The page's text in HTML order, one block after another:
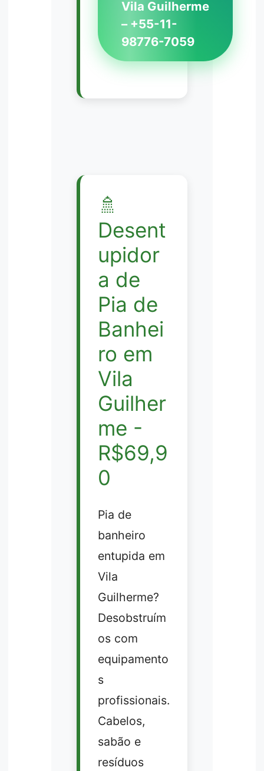
Vila Guilherme
– +55-11-
98776-7059
🚿
Desent
upidor
a de
Pia de
Banhei
ro em
Vila
Guilher
me -
R$69,9
0
Pia de
banheiro
entupida em
Vila
Guilherme?
Desobstruím
os com
equipamento
s
profissionais.
Cabelos,
sabão e
resíduos